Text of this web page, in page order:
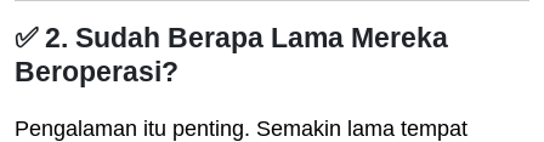
✅ 2. Sudah Berapa Lama Mereka
Beroperasi?
Pengalaman itu penting. Semakin lama tempat